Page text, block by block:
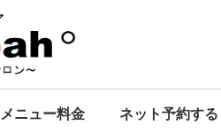
メニュー料金 ネット予約する